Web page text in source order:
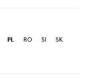
PL RO SI
SK